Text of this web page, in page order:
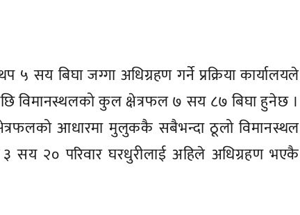
५ सय बिघा जग्गा अधिग्रहण गर्ने प्रक्रिया कार्यालयले
विमानस्थलको कुल क्षेत्रफल ७ सय ८७ बिघा हुनेछ ।
आधारमा मुलुककै सबैभन्दा ठूलो विमानस्थल
सय २० परिवार घरधुरीलाई अहिले अधिग्रहण भएकै